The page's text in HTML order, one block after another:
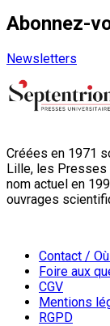
Abonnez-
Newsletters
Créées en 1971
Lille, les Presses
nom actuel en
ouvrages
Contact /
Foire aux
CGV
Mentions
RGPD